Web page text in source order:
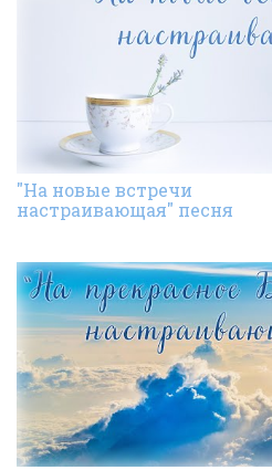
"На новые встречи
настраивающая" песня